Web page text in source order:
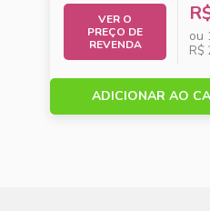
VER O
PREÇO DE
REVENDA
ou
R$
ADICIONAR AO